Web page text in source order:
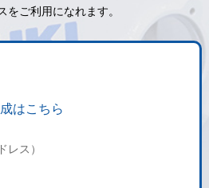
をご利用になれます。
はこちら
レス）